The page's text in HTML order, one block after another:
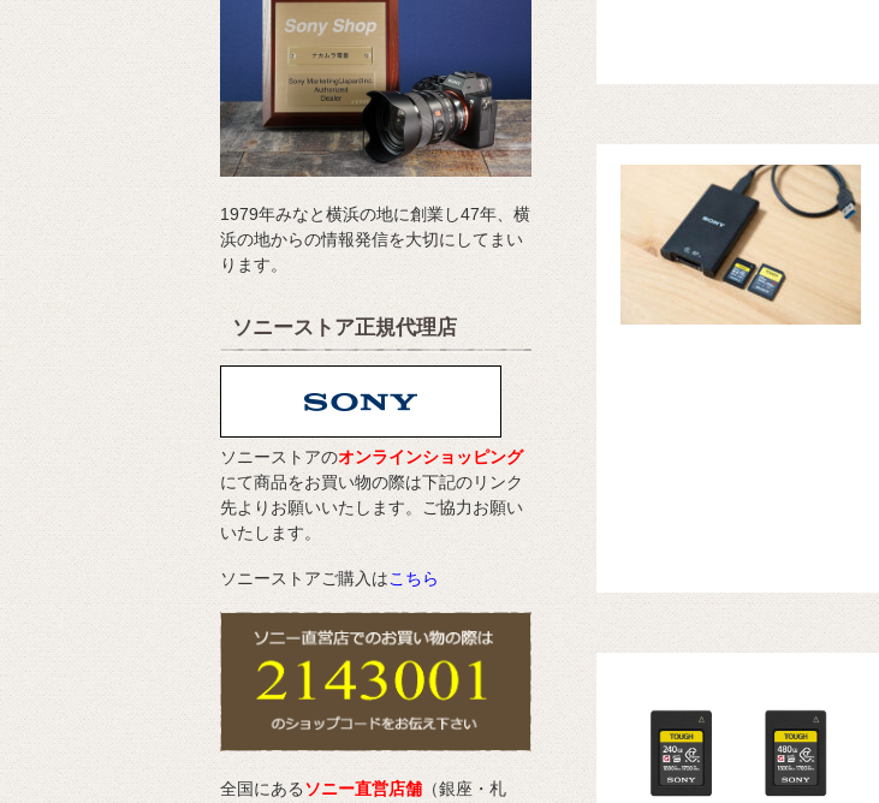
1979年みなと横浜の地に創業し47年、横
浜の地からの情報発信を大切にしてまい
ります。
ソニーストア正規代理店
ソニーストアのオンラインショッピング
にて商品をお買い物の際は下記のリンク
先よりお願いいたします。ご協力お願い
いたします。
ソニーストアご購入はこちら
全国にあるソニー直営店舗 （銀座・札